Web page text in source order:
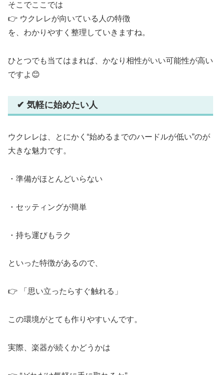
そこでここでは
👉 ウクレレが向いている人の特徴
を、わかりやすく整理していきますね。
ひとつでも当てはまれば、かなり相性がいい可能性が高い
ですよ😊
✔ 気軽に始めたい人
ウクレレは、とにかく“始めるまでのハードルが低い”のが
大きな魅力です。
・準備がほとんどいらない
・セッティングが簡単
・持ち運びもラク
といった特徴があるので、
👉 「思い立ったらすぐ触れる」
この環境がとても作りやすいんです。
実際、楽器が続くかどうかは